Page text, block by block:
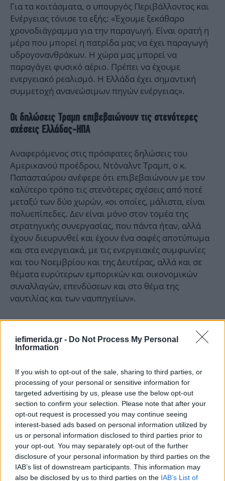
iefimerida.gr - Do Not Process My Personal
Information
If you wish to opt-out of the sale, sharing to third parties, or
processing of your personal or sensitive information for
targeted advertising by us, please use the below opt-out
section to confirm your selection. Please note that after your
opt-out request is processed you may continue seeing
interest-based ads based on personal information utilized by
us or personal information disclosed to third parties prior to
your opt-out. You may separately opt-out of the further
disclosure of your personal information by third parties on the
IAB’s list of downstream participants. This information may
also be disclosed by us to third parties on the IAB’s List of
Για τα κοιτάσματα, ο υπουργός Περιβάλλοντος και
Ενέργειας τόνισε τα εξής: «Έχουμε ξεκάθαρο
χρονοδιάγραμμα για την παραγωγή. Είναι ορατή η
μέρα που μπορεί η πατρίδα μας να έχει παραγωγή
υδρογονανθράκων. Η χώρα μας μπορεί να
παραγάγει φυσικό αέριο. Πρέπει να έχουμε
ενεργειακό ρεαλισμό. Η Ελλάδα έχει σημαντική
συμμετοχή ανανεώσιμων πηγών ενέργειας».
Οι δηλώσεις Τραμπ επιβεβαιώνουν τις στενότερες
σχέσεις Ελλάδας-ΗΠΑ
Αναφερόμενος στις πρόσφατες δηλώσεις του
Αμερικανού προέδρου, Ντόναλντ Τραμπ, ο κ.
Παπασταύρου ανέφερε ότι επιβεβαιώνουν με τον
καλύτερο τρόπο τις στενότερες σχέσεις από ποτέ
μεταξύ των δύο χωρών, «οι οποίες, μάλιστα, είναι
πολυεπίπεδες. Δεν είναι μόνο στον τομέα της
στρατηγικής συνεργασίας, που πάντα ήταν, αλλά
έχουν διευρυνθεί και έχουν ένα σαφές αποτύπωμα
και στα ενεργειακά, με τις ενεργειακές συμφωνίες
και του Νοεμβρίου και της Δευτέρας, αλλά και σε
θέματα ευρύτερων εμπορικών και οικονομικών
συναλλαγών, επενδύσεων και στο θέμα της
ναυτιλίας και των ναυπηγείων».